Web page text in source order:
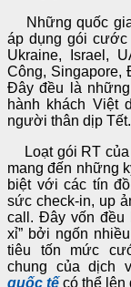
Những quốc
áp dụng gói cước
Ukraine, Israel,
Công, Singapore,
Đây đều là
hành khách Việt
người thân dịp Tết.
Loạt gói RT của
mang đến những
biệt với các tín
sức check-in, up
call. Đây vốn đều
xỉ” bởi ngốn
tiêu tốn mức
chung của dịch
quốc tế có thể lên